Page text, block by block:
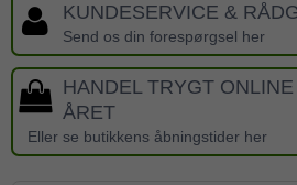
KUNDESERVICE &
Send os din forespørgsel her
HANDEL TRYGT
ÅRET
Eller se butikkens åbningstider her